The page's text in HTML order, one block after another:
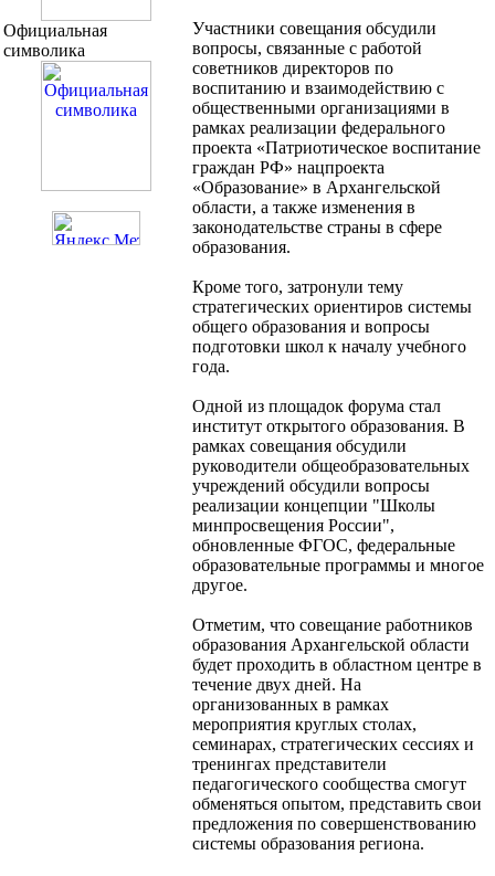
Официальная
символика
Участники совещания обсудили
вопросы, связанные с работой
советников директоров по
воспитанию и взаимодействию с
общественными организациями в
рамках реализации федерального
проекта «Патриотическое воспитание
граждан РФ» нацпроекта
«Образование» в Архангельской
области, а также изменения в
законодательстве страны в сфере
образования.
Кроме того, затронули тему
стратегических ориентиров системы
общего образования и вопросы
подготовки школ к началу учебного
года.
Одной из площадок форума стал
институт открытого образования. В
рамках совещания обсудили
руководители общеобразовательных
учреждений обсудили вопросы
реализации концепции "Школы
минпросвещения России",
обновленные ФГОС, федеральные
образовательные программы и многое
другое.
Отметим, что совещание работников
образования Архангельской области
будет проходить в областном центре в
течение двух дней. На
организованных в рамках
мероприятия круглых столах,
семинарах, стратегических сессиях и
тренингах представители
педагогического сообщества смогут
обменяться опытом, представить свои
предложения по совершенствованию
системы образования региона.